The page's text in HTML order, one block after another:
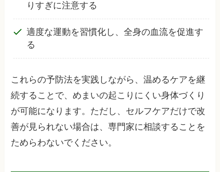
りすぎに注意する
適度な運動を習慣化し、全身の血流を促進す
る
これらの予防法を実践しながら、温めるケアを継
続することで、めまいの起こりにくい身体づくり
が可能になります。ただし、セルフケアだけで改
善が見られない場合は、専門家に相談することを
ためらわないでください。